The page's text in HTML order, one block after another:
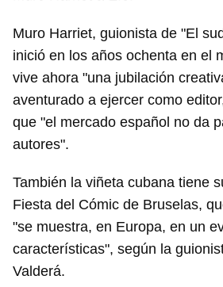
Muro Harriet, guionista de "El
inició en los años ochenta en el
vive ahora "una jubilación
aventurado a ejercer como
que "el mercado español no da
autores".
También la viñeta cubana tiene
Fiesta del Cómic de Bruselas,
"se muestra, en Europa, en un
características", según la
Valderá.